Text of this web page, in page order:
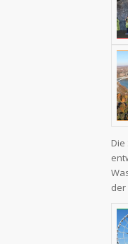
der